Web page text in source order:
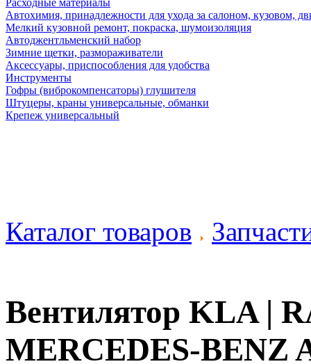
Расходные материалы
Автохимия, принадлежности для ухода за салоном, кузовом,
Мелкий кузовной ремонт, покраска, шумоизоляция
Автоджентльменский набор
Зимние щетки, размораживатели
Аксессуары, приспособления для удобства
Инструменты
Гофры (виброкомпенсаторы) глушителя
Штуцеры, краны универсальные, обманки
Крепеж универсальный
Каталог товаров
Вентилятор KLA |
MERCEDES-BENZ